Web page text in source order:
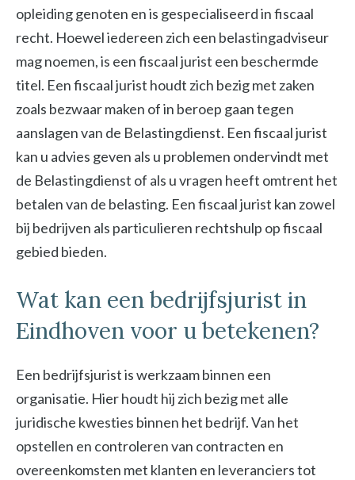
opleiding genoten en is gespecialiseerd in fiscaal
recht. Hoewel iedereen zich een belastingadviseur
mag noemen, is een fiscaal jurist een beschermde
titel. Een fiscaal jurist houdt zich bezig met zaken
zoals bezwaar maken of in beroep gaan tegen
aanslagen van de Belastingdienst. Een fiscaal jurist
kan u advies geven als u problemen ondervindt met
de Belastingdienst of als u vragen heeft omtrent het
betalen van de belasting. Een fiscaal jurist kan zowel
bij bedrijven als particulieren rechtshulp op fiscaal
gebied bieden.
Wat kan een bedrijfsjurist in
Eindhoven voor u betekenen?
Een bedrijfsjurist is werkzaam binnen een
organisatie. Hier houdt hij zich bezig met alle
juridische kwesties binnen het bedrijf. Van het
opstellen en controleren van contracten en
overeenkomsten met klanten en leveranciers tot